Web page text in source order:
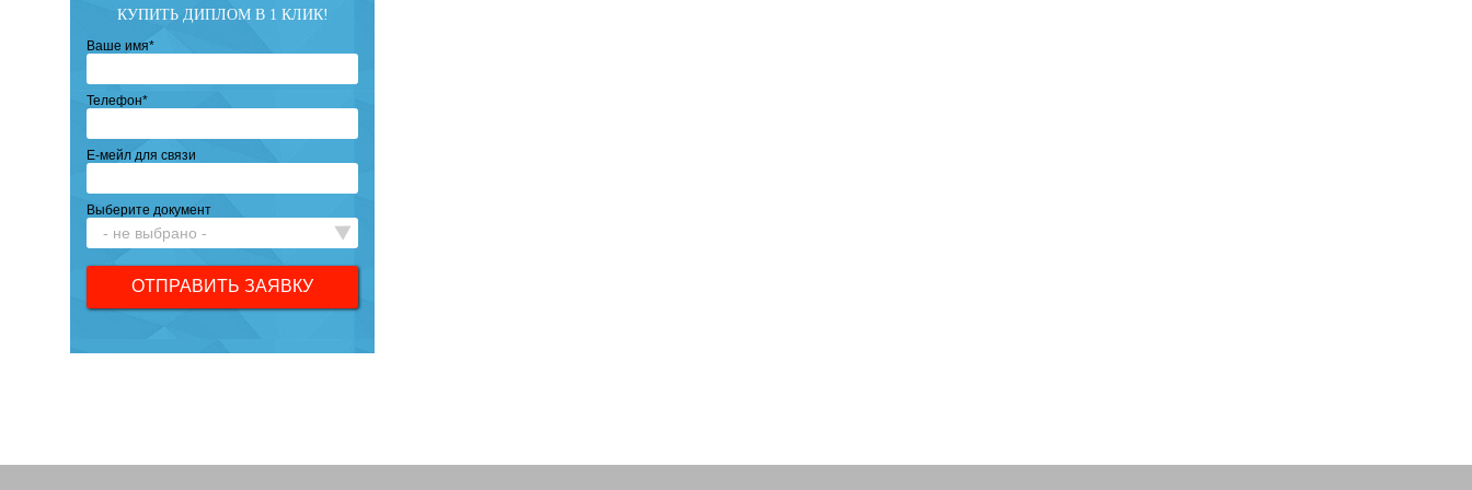
КУПИТЬ ДИПЛОМ В 1 КЛИК!
Ваше имя*
Телефон*
Е-мейл для связи
Выберите документ